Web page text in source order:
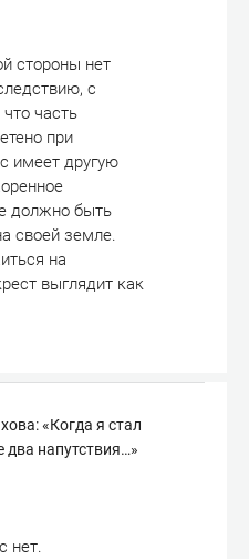
стороны нет
с
часть
при
имеет другую
должно быть
своей земле.
на
выглядит как
«Когда я стал
напутствия…»
нет.